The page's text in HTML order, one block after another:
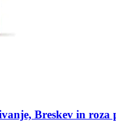
Breskev in roza